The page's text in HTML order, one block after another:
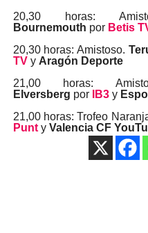
20,30 horas:
Bournemouth por Betis
20,30 horas: Amistoso.
TVy Aragón Deporte
21,00 horas:
Elversberg por IB3y
21,00 horas: Trofeo
Punty Valencia CF